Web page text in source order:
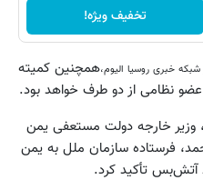
تخفیف ویژه!
خبری روسیا الیوم،همچنین کمیته
وزیر خارجه دولت مستعفی یمن
فرستاده سازمان ملل به یمن
آتش‌بس تأکید کرد.